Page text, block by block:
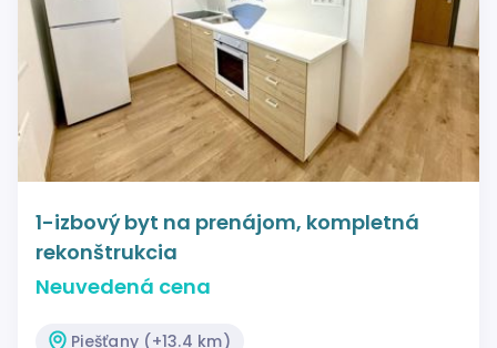
1-izbový byt na prenájom, kompletná
rekonštrukcia
Neuvedená cena
Piešťany (+13.4 km)